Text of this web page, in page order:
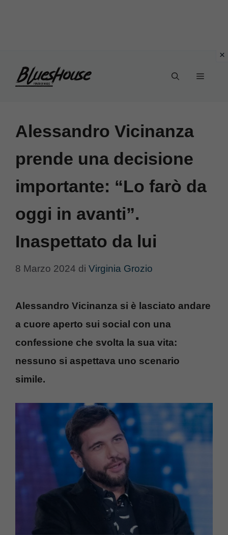
Menu
Alessandro Vicinanza
prende una decisione
importante: “Lo farò da
oggi in avanti”.
Inaspettato da lui
8 Marzo 2024 di Virginia Grozio
Alessandro Vicinanza si è lasciato andare
a cuore aperto sui social con una
confessione che svolta la sua vita:
nessuno si aspettava uno scenario
simile.